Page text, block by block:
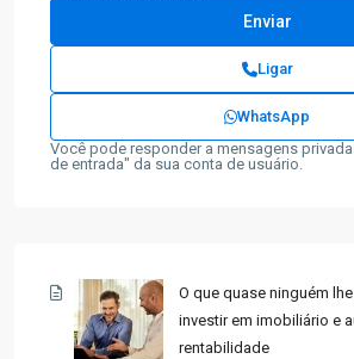
Ligar
WhatsApp
Você pode responder a mensagens
de entrada" da sua conta de usuário.
O que quase ninguém
investir em imobiliário e
rentabilidade